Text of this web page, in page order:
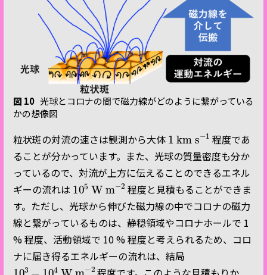
図 10 光球とコロナの間で磁力線がどのように繋がっている
かの想像図
粒状斑の対流の速さは観測から大体
程度であ
ることが分かっています。また、光球の質量密度も分か
っているので、対流が上方に伝えることのできるエネル
ギーの流れは
105
W m−2
程度と見積もることができま
す。ただし、光球から伸びた磁力線の中でコロナの磁力
線と繋がっているものは、静穏領域やコロナホールで 1
% 程度、活動領域で 10 % 程度と考えられるため、コロ
ナに届き得るエネルギーの流れは、結局
103−10 4
W m −2